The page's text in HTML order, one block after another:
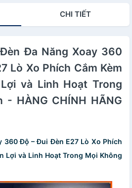
CHI TIẾT
Đa Năng Xoay 360
Lò Xo Phích Cắm Kèm
và Linh Hoạt Trong
- HÀNG CHÍNH HÃNG
360 Độ – Đui Đèn E27 Lò Xo Phích
Lợi và Linh Hoạt Trong Mọi Không